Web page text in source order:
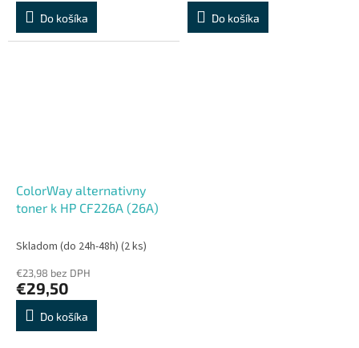
Do košíka Do košíka
ColorWay alternativny
toner k HP CF226A (26A)
Skladom (do 24h-48h) (2 ks)
€23,98 bez DPH
€29,50
Do košíka